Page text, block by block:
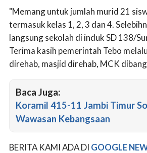
"Memang untuk jumlah murid 21
termasuk kelas 1, 2, 3 dan 4.
langsung sekolah di induk SD 138/
Terima kasih pemerintah Tebo
direhab, masjid direhab, MCK
Baca Juga:
Koramil 415-11 Jambi Timur
Wawasan Kebangsaan
BERITA KAMI ADA DI GOOGLE